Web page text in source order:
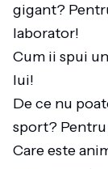
gigant?
laborator!
Cum ii spui
lui!
De ce nu
sport? Pentru
Care este